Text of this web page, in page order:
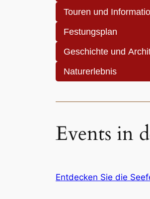
Touren und
Festungsplan
Geschichte und
Naturerlebnis
Events in
Entdecken Sie die